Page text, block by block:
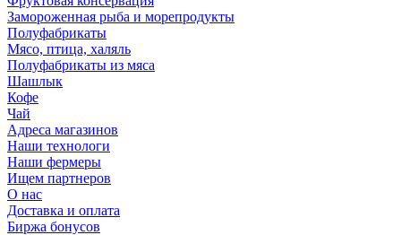
Замороженная рыба и морепродукты
Полуфабрикаты
Мясо, птица, халяль
Полуфабрикаты из мяса
Шашлык
Кофе
Чай
Адреса магазинов
Наши технологи
Наши фермеры
Ищем партнеров
О нас
Доставка и оплата
Биржа бонусов